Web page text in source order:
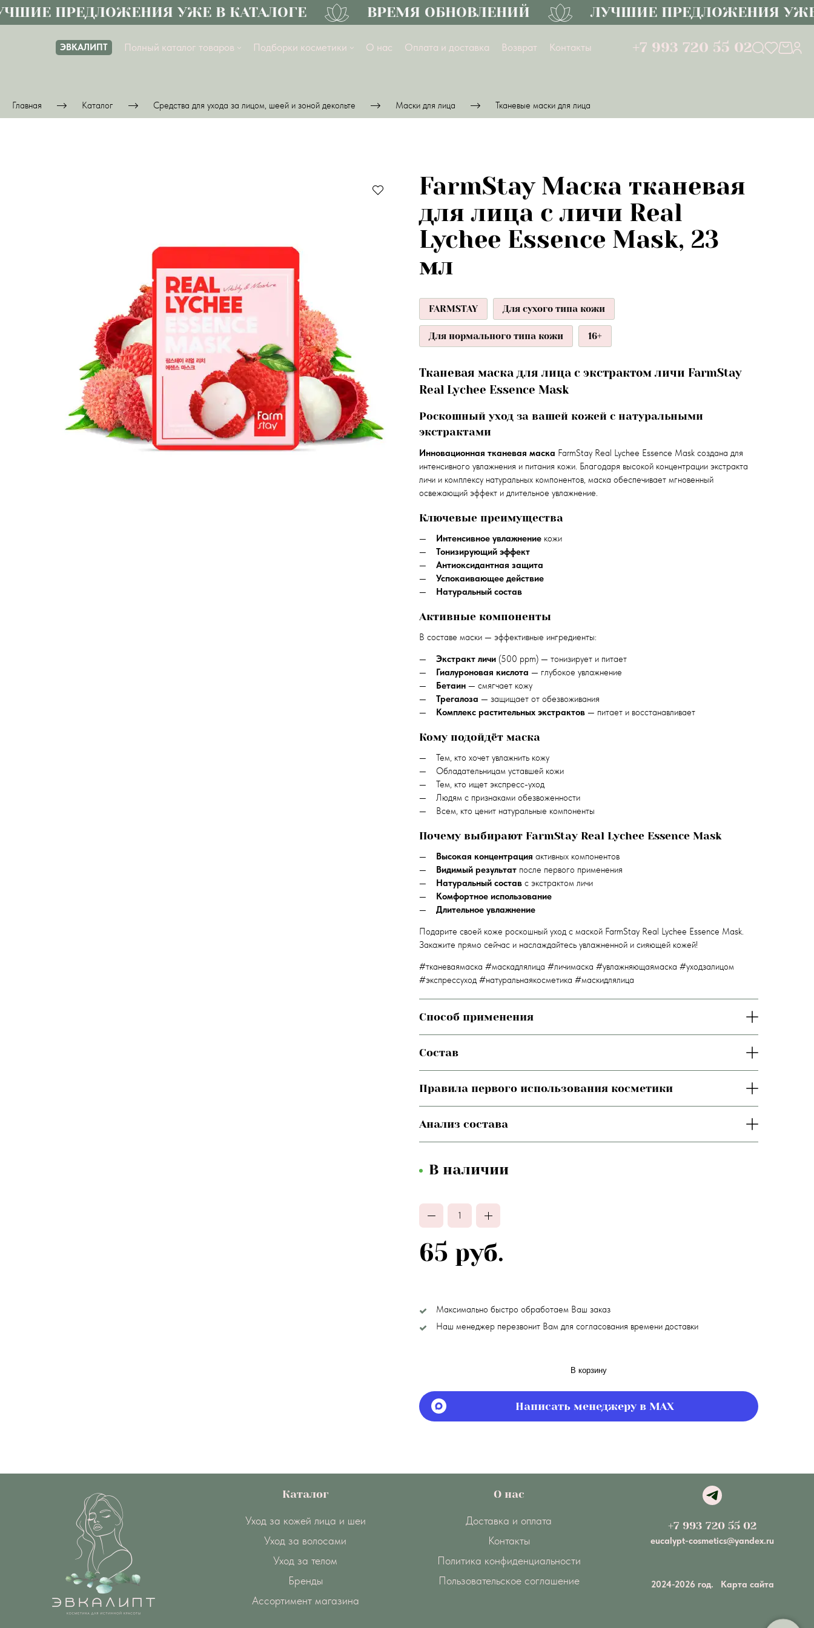
ПРЕДЛОЖЕНИЯ УЖЕ В КАТАЛОГЕ ВРЕМЯ ОБНОВЛЕНИЙ ЛУЧШИЕ ПРЕДЛОЖЕНИЯ УЖЕ
ЭВКАЛИПТ Полный каталог товаров Подборки косметики О нас Оплата и доставка Возврат Контакты +7 993 720 55 02
Главная Каталог Средства для ухода за лицом, шеей и зоной декольте Маски для лица Тканевые маски для лица
FarmStay Маска тканевая
для лица с личи Real
Lychee Essence Mask, 23
мл
FARMSTAY Для сухого типа кожи
Для нормального типа кожи 16+
Тканевая маска для лица с экстрактом личи FarmStay
Real Lychee Essence Mask
Роскошный уход за вашей кожей с натуральными
экстрактами
Инновационная тканевая маска FarmStay Real Lychee Essence Mask создана для
интенсивного увлажнения и питания кожи. Благодаря высокой концентрации экстракта
личи и комплексу натуральных компонентов, маска обеспечивает мгновенный
освежающий эффект и длительное увлажнение.
Ключевые преимущества
Интенсивное увлажнениекожи
Тонизирующий эффект
Антиоксидантная защита
Успокаивающее действие
Натуральный состав
Активные компоненты
В составе маски — эффективные ингредиенты:
Экстракт личи(500 ppm) — тонизирует и питает
Гиалуроновая кислота — глубокое увлажнение
Бетаин— смягчает кожу
Трегалоза — защищает от обезвоживания
Комплекс растительных экстрактов— питает и восстанавливает
Кому подойдёт маска
Тем, кто хочет увлажнить кожу
Обладательницам уставшей кожи
Тем, кто ищет экспресс-уход
Людям с признаками обезвоженности
Всем, кто ценит натуральные компоненты
Почему выбирают FarmStay Real Lychee Essence Mask
Высокая концентрация активных компонентов
Видимый результатпосле первого применения
Натуральный составс экстрактом личи
Комфортное использование
Длительное увлажнение
Подарите своей коже роскошный уход с маской FarmStay Real Lychee Essence Mask.
Закажите прямо сейчас и наслаждайтесь увлажненной и сияющей кожей!
#тканеваямаска #маскадлялица #личимаска #увлажняющаямаска #уходзалицом
#экспрессуход #натуральнаякосметика #маскидлялица
Способ применения
Состав
Правила первого использования косметики
Анализ состава
В наличии
65 руб.
Максимально быстро обработаем Ваш заказ
Наш менеджер перезвонит Вам для согласования времени доставки
В корзину
Написать менеджеру в MAX
Каталог
Уход за кожей лица и шеи
Уход за волосами
Уход за телом
Бренды
Ассортимент магазина
О нас
Доставка и оплата
Контакты
Политика конфиденциальности
Пользовательское соглашение
+7 993 720 55 02
eucalypt-cosmetics@yandex.ru
2024-2026 год. Карта сайта